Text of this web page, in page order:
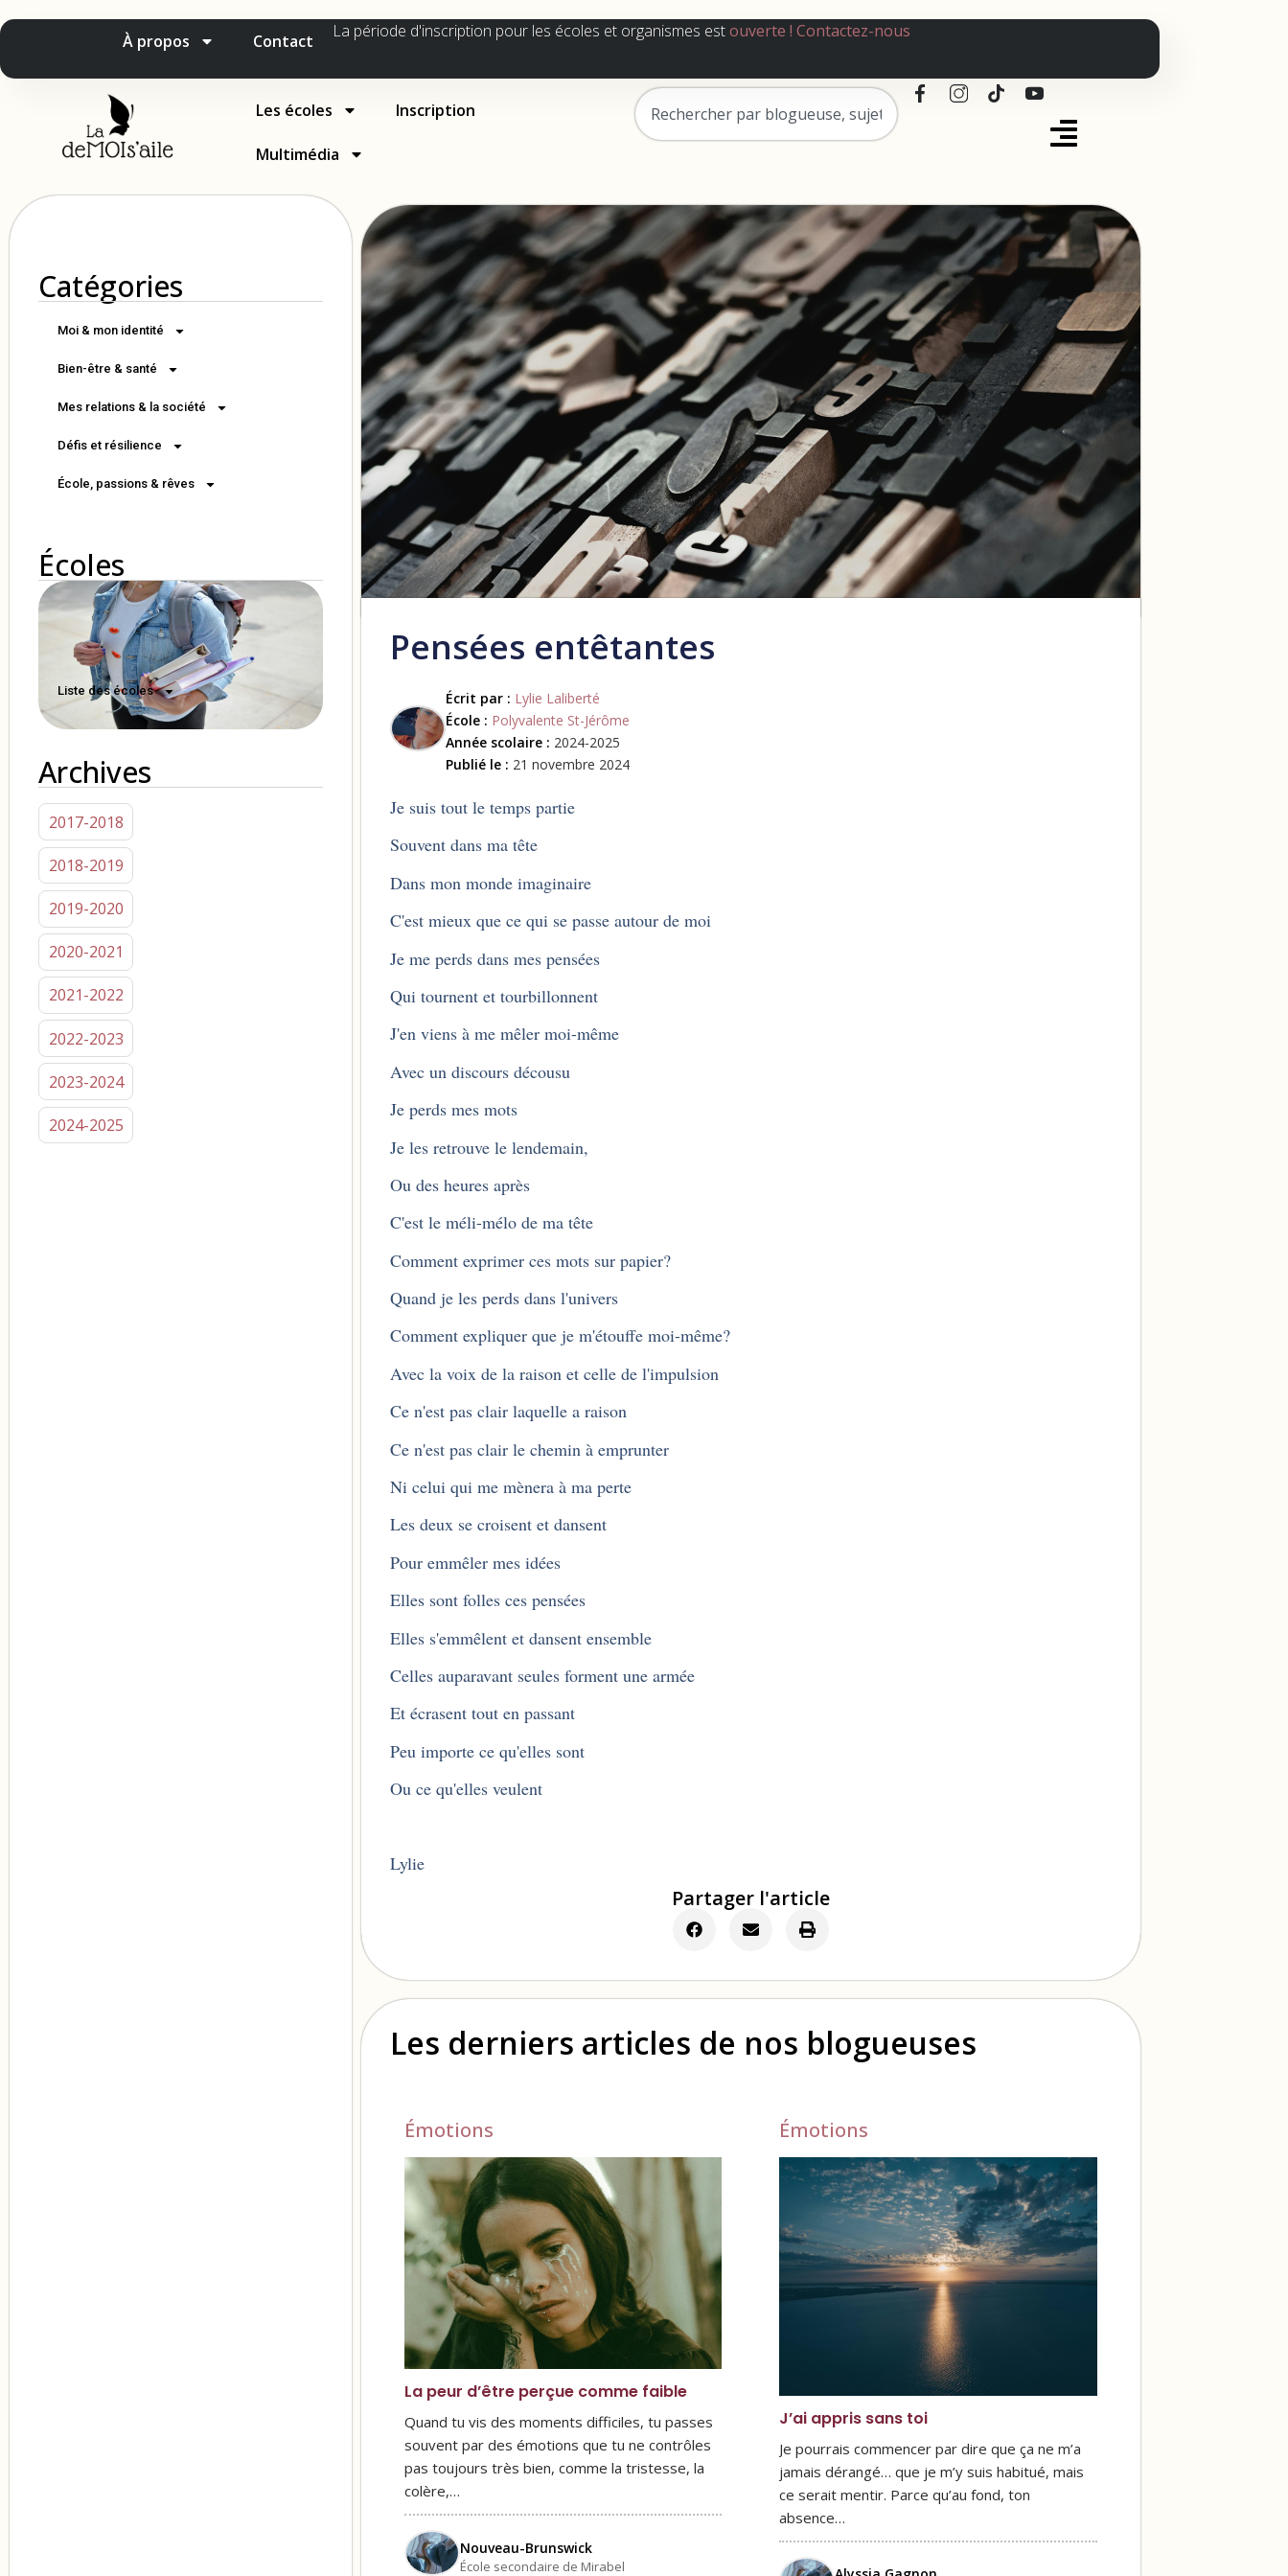
À propos Contact La période d'inscription pour les écoles et organismes estouverte ! Contactez-nous
Les écoles Inscription
Multimédia
Catégories
Moi & mon identité
Bien-être & santé
Mes relations & la société
Défis et résilience
École, passions & rêves
Écoles
Liste des écoles
Archives
2017-2018
2018-2019
2019-2020
2020-2021
2021-2022
2022-2023
2023-2024
2024-2025
Pensées entêtantes
Écrit par : Lylie Laliberté
École : Polyvalente St-Jérôme
Année scolaire : 2024-2025
Publié le : 21 novembre 2024
Je suis tout le temps partie
Souvent dans ma tête
Dans mon monde imaginaire
C'est mieux que ce qui se passe autour de moi
Je me perds dans mes pensées
Qui tournent et tourbillonnent
J'en viens à me mêler moi-même
Avec un discours décousu
Je perds mes mots
Je les retrouve le lendemain,
Ou des heures après
C'est le méli-mélo de ma tête
Comment exprimer ces mots sur papier?
Quand je les perds dans l'univers
Comment expliquer que je m'étouffe moi-même?
Avec la voix de la raison et celle de l'impulsion
Ce n'est pas clair laquelle a raison
Ce n'est pas clair le chemin à emprunter
Ni celui qui me mènera à ma perte
Les deux se croisent et dansent
Pour emmêler mes idées
Elles sont folles ces pensées
Elles s'emmêlent et dansent ensemble
Celles auparavant seules forment une armée
Et écrasent tout en passant
Peu importe ce qu'elles sont
Ou ce qu'elles veulent
Lylie
Partager l'article
Les derniers articles de nos blogueuses
Émotions
La peur d’être perçue comme faible
Quand tu vis des moments difficiles, tu passes
souvent par des émotions que tu ne contrôles
pas toujours très bien, comme la tristesse, la
colère,…
Nouveau-Brunswick
École secondaire de Mirabel
Émotions
J’ai appris sans toi
Je pourrais commencer par dire que ça ne m’a
jamais dérangé… que je m’y suis habitué, mais
ce serait mentir. Parce qu’au fond, ton
absence…